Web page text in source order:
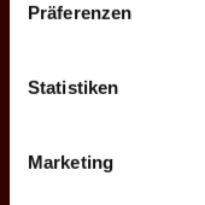
Präferenzen
Statistiken
Marketing
Einlass: 14:30
Petzi